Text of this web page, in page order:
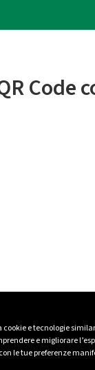
e tecnologie
e migliorare
le tue preferenze
Code